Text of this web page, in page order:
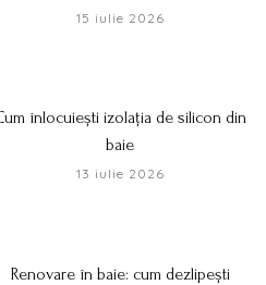
15 iulie 2026
înlocuiești izolația de silicon din
baie
13 iulie 2026
Renovare în baie: cum dezlipești